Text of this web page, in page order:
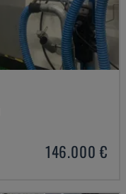
146.000 €